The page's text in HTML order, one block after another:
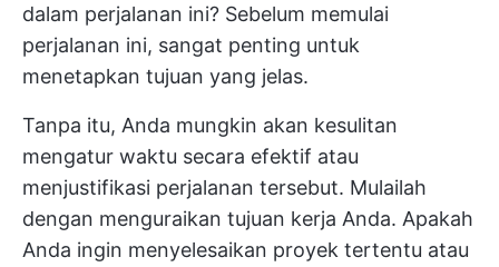
dalam perjalanan ini? Sebelum memulai
perjalanan ini, sangat penting untuk
menetapkan tujuan yang jelas.
Tanpa itu, Anda mungkin akan kesulitan
mengatur waktu secara efektif atau
menjustifikasi perjalanan tersebut. Mulailah
dengan menguraikan tujuan kerja Anda. Apakah
Anda ingin menyelesaikan proyek tertentu atau